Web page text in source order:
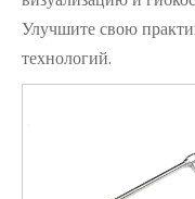
Улучшите свою
технологий.